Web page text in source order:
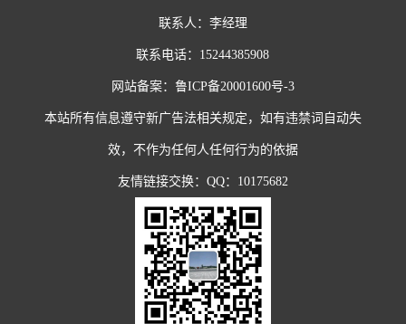
联系人：李经理
联系电话：15244385908
网站备案： 鲁ICP备20001600号-3
本站所有信息遵守新广告法相关规定，如有违禁词自动失
效，不作为任何人任何行为的依据
友情链接交换：QQ：10175682